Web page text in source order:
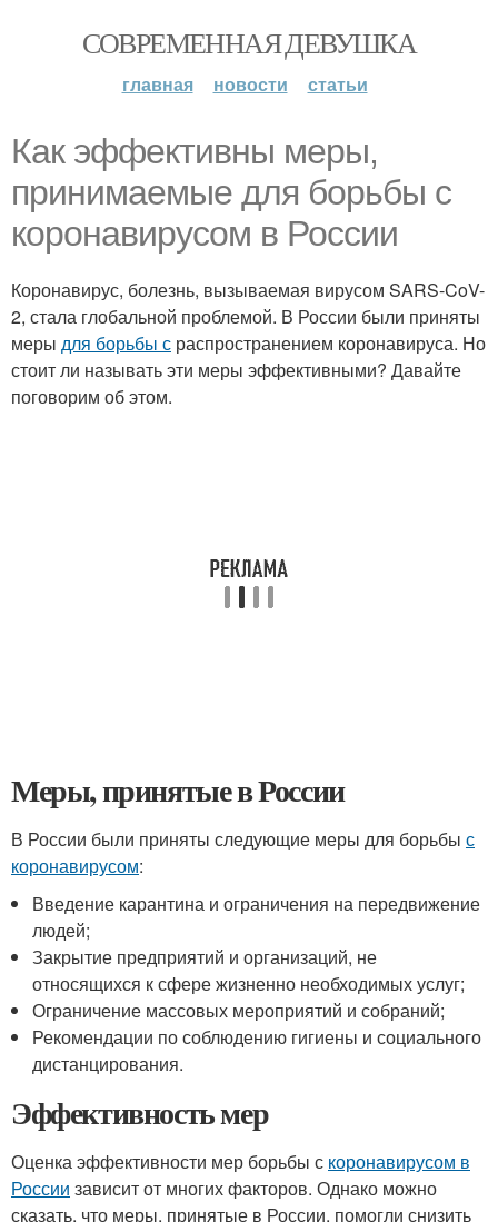
СОВРЕМЕННАЯ ДЕВУШКА
главная новости статьи
Как эффективны меры,
принимаемые для борьбы с
коронавирусом в России
Коронавирус, болезнь, вызываемая вирусом SARS-CoV-
2, стала глобальной проблемой. В России были приняты
меры для борьбы с распространением коронавируса. Но
стоит ли называть эти меры эффективными? Давайте
поговорим об этом.
Меры, принятые в России
В России были приняты следующие меры для борьбы с
коронавирусом:
Введение карантина и ограничения на передвижение
людей;
Закрытие предприятий и организаций, не
относящихся к сфере жизненно необходимых услуг;
Ограничение массовых мероприятий и собраний;
Рекомендации по соблюдению гигиены и социального
дистанцирования.
Эффективность мер
Оценка эффективности мер борьбы с коронавирусом в
России зависит от многих факторов. Однако можно
сказать, что меры, принятые в России, помогли снизить